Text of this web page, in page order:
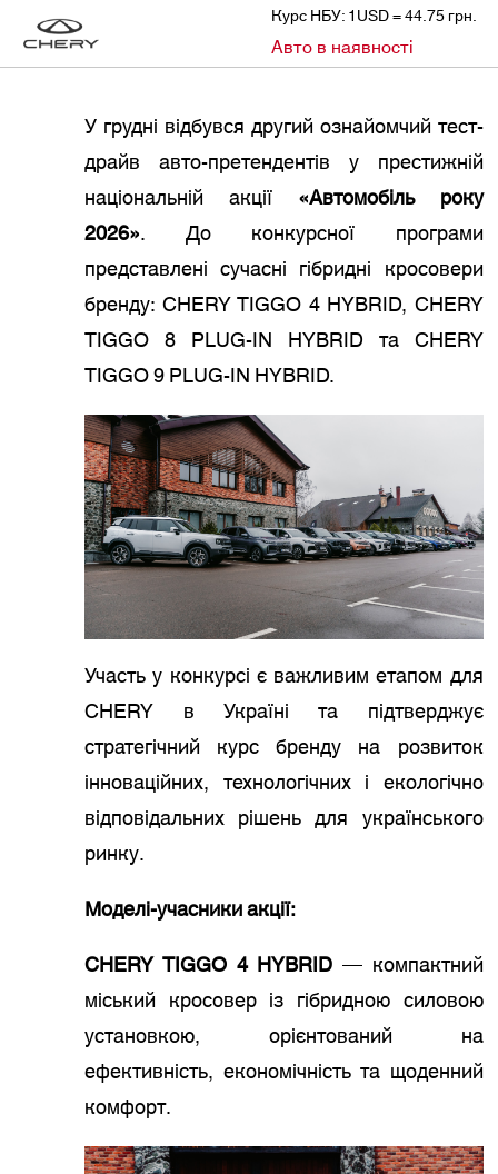
Курс НБУ: 1USD = 44.75 грн.
Авто в наявності
CHERY CHERY БЕРЕ УЧАСТЬ У НАЦІОНАЛЬНІЙ АКЦІЇ «АВТОМОБІЛЬ РОКУ 2026» З ГІБРИДНОЮ ЛІНІЙКОЮ TIGGO
У грудні відбувся другий ознайомчий тест-
драйв авто-претендентів у престижній
національній акції «Автомобіль року
2026». До конкурсної програми
представлені сучасні гібридні кросовери
бренду: CHERY TIGGO 4 HYBRID, CHERY
TIGGO 8 PLUG-IN HYBRID та CHERY
TIGGO 9 PLUG-IN HYBRID.
Участь у конкурсі є важливим етапом для
CHERY в Україні та підтверджує
стратегічний курс бренду на розвиток
інноваційних, технологічних і екологічно
відповідальних рішень для українського
ринку.
Моделі-учасники акції:
CHERY TIGGO 4 HYBRID — компактний
міський кросовер із гібридною силовою
установкою, орієнтований на
ефективність, економічність та щоденний
комфорт.